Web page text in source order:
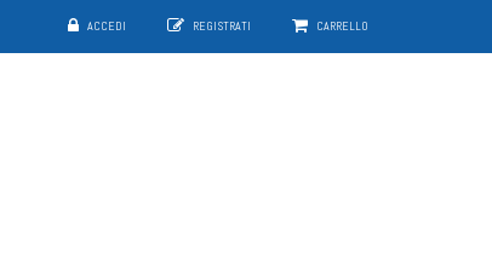
ACCEDI REGISTRATI CARRELLO